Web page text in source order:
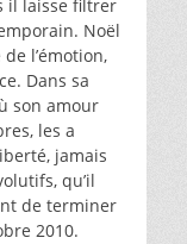
il laisse filtrer
Noël
l’émotion,
Dans sa
son amour
les a
jamais
qu’il
de terminer
2010.